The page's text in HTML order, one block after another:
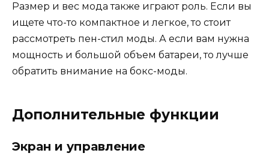
Размер и вес мода также играют роль. Если вы
ищете что-то компактное и легкое, то стоит
рассмотреть пен-стил моды. А если вам нужна
мощность и большой объем батареи, то лучше
обратить внимание на бокс-моды.
Дополнительные функции
Экран и управление